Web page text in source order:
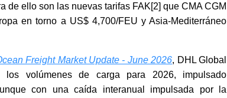
de ello son las nuevas tarifas FAK[2] que CMA CGM
en torno a US$ 4,700/FEU y Asia-Mediterráneo
Freight Market Update - June 2026, DHL Global
volúmenes de carga para 2026, impulsado
con una caída interanual impulsada por la